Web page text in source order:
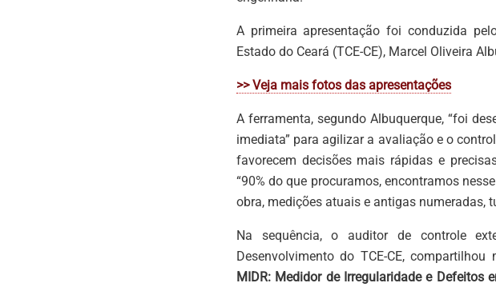
A primeira apresentação foi conduzida
Estado do Ceará (TCE-CE), Marcel Oliveira
>> Veja mais fotos das apresentações
A ferramenta, segundo Albuquerque, “foi
imediata” para agilizar a avaliação e o
favorecem decisões mais rápidas e
“90% do que procuramos, encontramos
obra, medições atuais e antigas numeradas,
Na sequência, o auditor de controle
Desenvolvimento do TCE-CE,
MIDR: Medidor de Irregularidade e Defeitos